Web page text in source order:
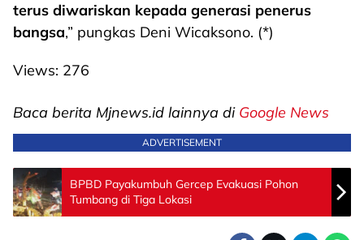
terus diwariskan kepada generasi penerus
bangsa,” pungkas Deni Wicaksono. (*)
Views: 276
Baca berita Mjnews.id lainnya di Google News
ADVERTISEMENT
BPBD Payakumbuh Gercep Evakuasi Pohon
Tumbang di Tiga Lokasi